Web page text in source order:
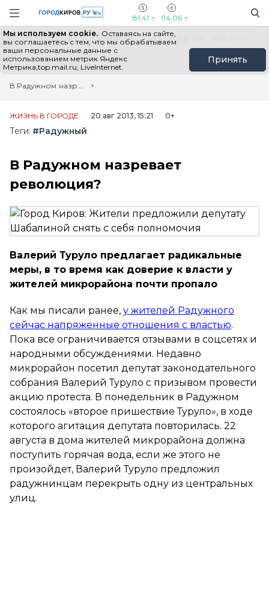
Навигация сайта
81,41 94,06
Мы используем cookie. Оставаясь на сайте,
вы соглашаетесь с тем, что мы обрабатываем
ваши персональные данные с
использованием метрик Яндекс
Метрика,top.mail.ru, LiveInternet.
Принять
Выборы - 2026 Все новости Мы в Telegram
Главная
Лента новостей
В Радужном назревает революция?
ЖИЗНЬ В ГОРОДЕ 20 авг 2013, 15:21 0+
Теги: #Радужный
В Радужном назревает
революция?
Валерий Туруло предлагает радикальные
меры, в то время как доверие к власти у
жителей микрорайона почти пропало
Как мы писали ранее, у жителей Радужного
сейчас напряженные отношения с властью.
Пока все ограничивается отзывами в соцсетях и
народными обсуждениями. Недавно
микрорайон посетил депутат законодательного
собрания Валерий Туруло с призывом провести
акцию протеста. В понедельник в Радужном
состоялось «второе пришествие Туруло», в ходе
которого агитация депутата повторилась. 22
августа в дома жителей микрорайона должна
поступить горячая вода, если же этого не
произойдет, Валерий Туруло предложил
радужнинцам перекрыть одну из центральных
улиц.